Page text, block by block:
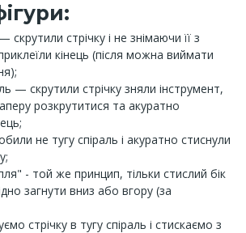
скрутили стрічку і не знімаючи її з
кінець (після можна виймати
— скрутили стрічку зняли інструмент,
розкрутитися та акуратно
не тугу спіраль і акуратно стиснули
- той же принцип, тільки стислий бік
загнути вниз або вгору (за
стрічку в тугу спіраль і стискаємо з